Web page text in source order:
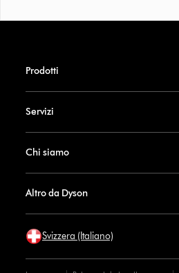
Prodotti
Servizi
Chi siamo
Altro da Dyson
Svizzera (Italiano)